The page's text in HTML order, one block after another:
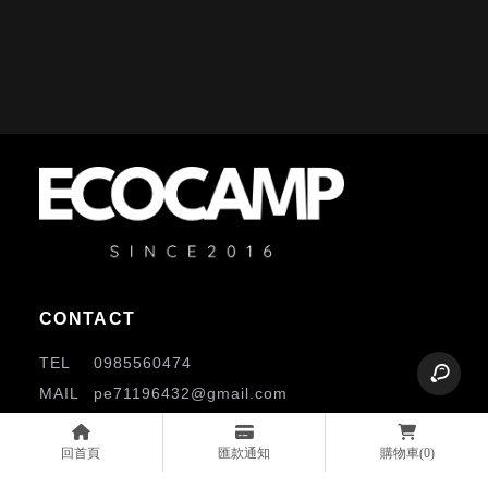
回首頁 匯款通知 購物車(0)
0985560474
pe71196432@gmail.com
桃園市中壢區中正路4段287號